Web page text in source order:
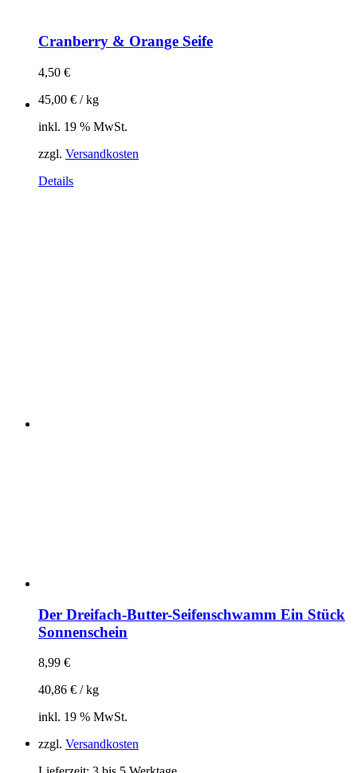
Cranberry & Orange Seife
4,50 €
45,00 € /kg
inkl. 19 % MwSt.
zzgl. Versandkosten
Details
Der Dreifach-Butter-Seifenschwamm Ein Stück
Sonnenschein
8,99 €
40,86 € /kg
inkl. 19 % MwSt.
zzgl. Versandkosten